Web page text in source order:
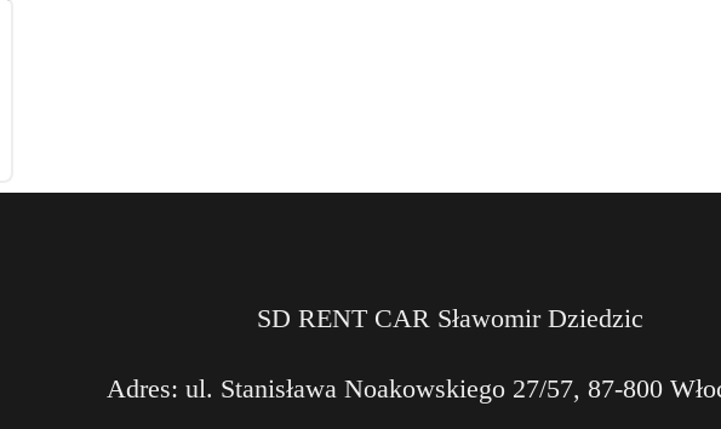
SD RENT CAR Sławomir Dziedzic
Adres: ul. Stanisława Noakowskiego 27/57, 87-800